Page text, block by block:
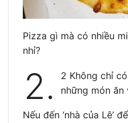
Pizza gì mà có nhiều
nhỉ?
2.
2 Không chỉ
những món ăn
Nếu đến ‘nhà của Lê’